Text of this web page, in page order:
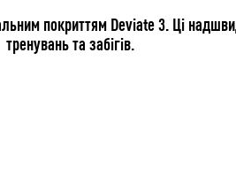
покриттям Deviate 3. Ці
тренувань та забігів.